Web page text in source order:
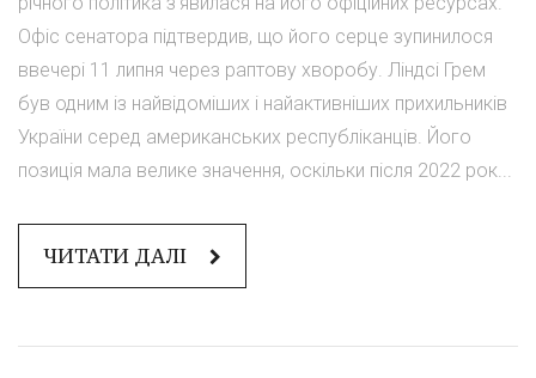
Офіс сенатора підтвердив, що його серце зупинилося
ввечері 11 липня через раптову хворобу. Ліндсі Грем
був одним із найвідоміших і найактивніших прихильників
України серед американських республіканців. Його
позиція мала велике значення, оскільки після 2022 рок...
ЧИТАТИ ДАЛІ